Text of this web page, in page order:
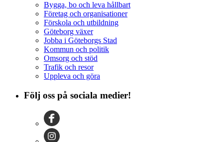
Bygga, bo och leva hållbart
Företag och organisationer
Förskola och utbildning
Göteborg växer
Jobba i Göteborgs Stad
Kommun och politik
Omsorg och stöd
Trafik och resor
Uppleva och göra
Följ oss på sociala medier!